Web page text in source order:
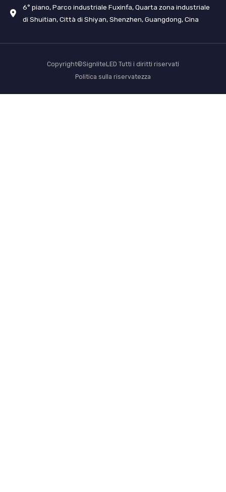
6° piano, Parco industriale Fuxinfa, Quarta zona industriale
di Shuitian, Città di Shiyan, Shenzhen, Guangdong, Cina
Copyright©SignliteLED Tutti i diritti riservati
Politica sulla riservatezza